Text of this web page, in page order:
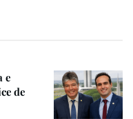
inconstitucional
e
de